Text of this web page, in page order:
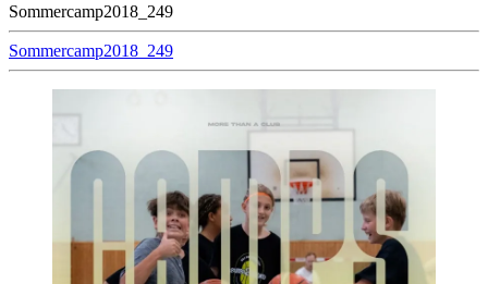
Sommercamp2018_249
Beitragsnavigation
Sommercamp2018_249